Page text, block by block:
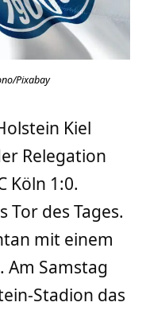
Pixabay
Kiel
Relegation
Köln 1:0.
Tor des Tages.
mit einem
Am Samstag
Stadion das